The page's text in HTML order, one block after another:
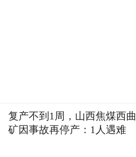
复产不到1周，山西焦煤西曲
矿因事故再停产：1人遇难